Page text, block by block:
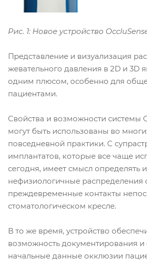
Рис. 1: Новое устройство
Представление и визуализация
жевательного давления в 2D и 3D
одним плюсом, особенно для
пациентами.
Свойства и возможности системы
могут быть использованы во
повседневной практики. С
имплантатов, которые все чаще
сегодня, имеет смысл определять и
нефизиологичные распределения
преждевременные контакты
стоматологическом кресле.
В то же время, устройство
возможность документирования и
начальные данные окклюзии